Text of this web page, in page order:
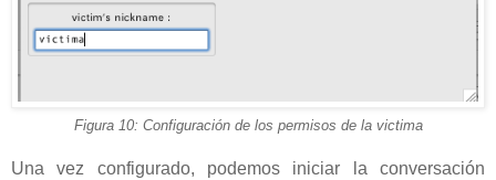
Figura 10: Configuración de los permisos de la victima
Una vez configurado, podemos iniciar la conversación